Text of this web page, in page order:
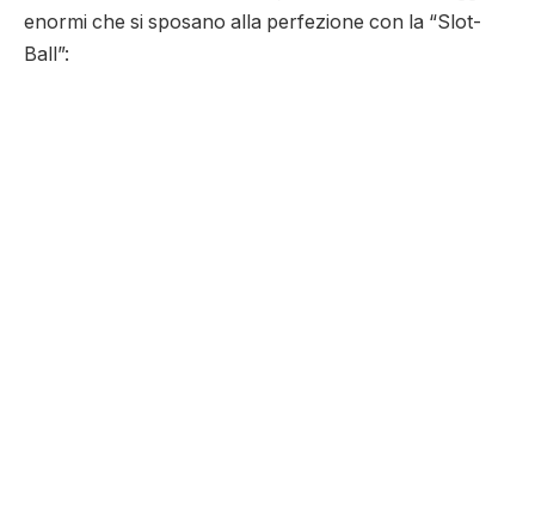
enormi che si sposano alla perfezione con la “Slot-
Ball”: